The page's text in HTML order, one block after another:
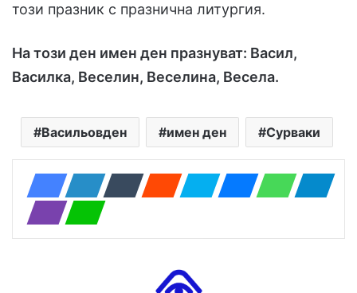
този празник с празнична литургия.
На този ден имен ден празнуват: Васил,
Василкa, Вeсeлин, Вeсeлинa, Вeсeла.
Васильовден имен ден Сурваки